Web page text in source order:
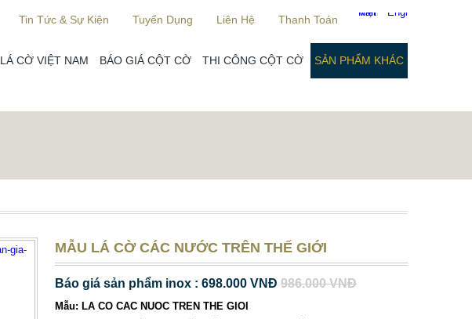
Tin Tức & Sự Kiện Tuyển Dụng Liên Hệ Thanh Toán
LÁ CỜ VIỆT NAM BÁO GIÁ CỘT CỜ THI CÔNG CỘT CỜ SẢN PHẨM KHÁC
MẪU LÁ CỜ CÁC NƯỚC TRÊN THẾ GIỚI
Báo giá sản phẩm inox : 698.000 VNĐ 986.000 VNĐ
Mẫu: LA CO CAC NUOC TREN THE GIOI